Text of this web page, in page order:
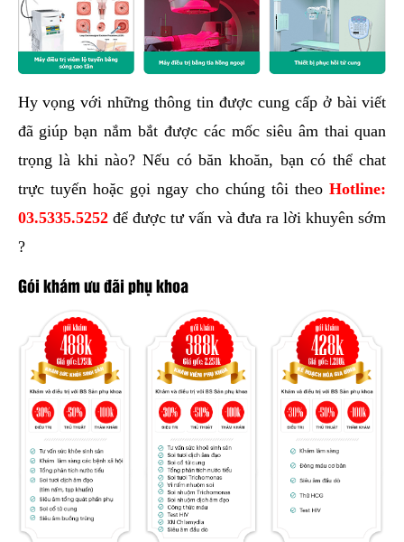
Hy vọng với những thông tin được cung cấp ở bài viết
đã giúp bạn nắm bắt được các mốc siêu âm thai quan
trọng là khi nào? Nếu có băn khoăn, bạn có thể chat
trực tuyến hoặc gọi ngay cho chúng tôi theoHotline:
03.5335.5252 để được tư vấn và đưa ra lời khuyên sớm
?
Gói khám ưu đãi phụ khoa